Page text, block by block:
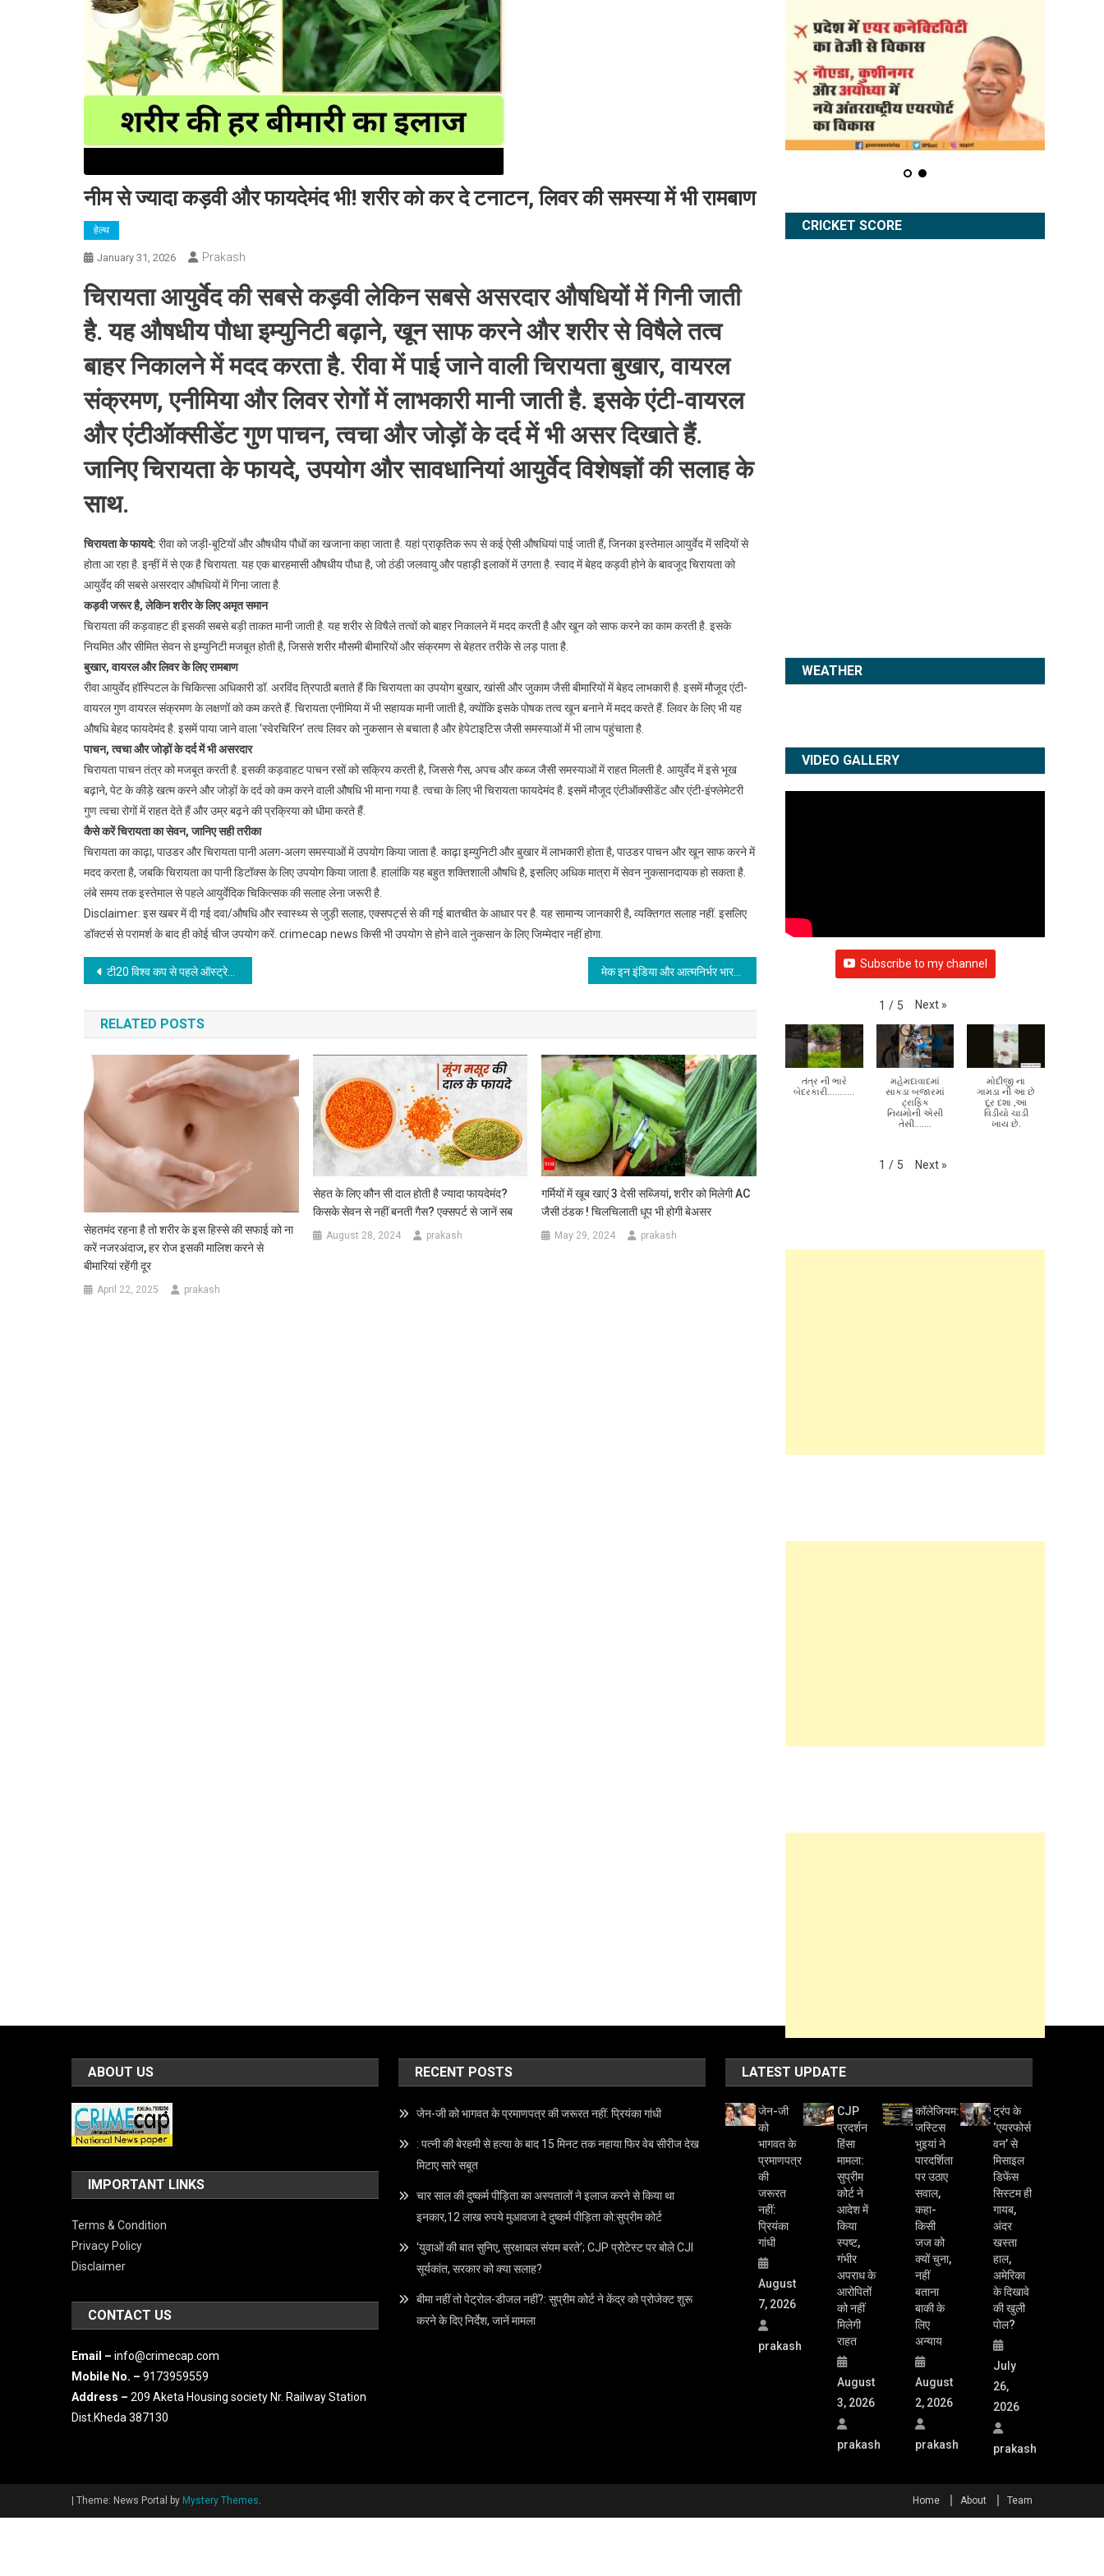
नीम से ज्यादा कड़वी और फायदेमंद भी! शरीर को कर दे टनाटन, लिवर की समस्या में भी रामबाण
हेल्थ
January 31, 2026 Prakash
चिरायता आयुर्वेद की सबसे कड़वी लेकिन सबसे असरदार औषधियों में गिनी जाती
है. यह औषधीय पौधा इम्युनिटी बढ़ाने, खून साफ करने और शरीर से विषैले तत्व
बाहर निकालने में मदद करता है. रीवा में पाई जाने वाली चिरायता बुखार, वायरल
संक्रमण, एनीमिया और लिवर रोगों में लाभकारी मानी जाती है. इसके एंटी-वायरल
और एंटीऑक्सीडेंट गुण पाचन, त्वचा और जोड़ों के दर्द में भी असर दिखाते हैं.
जानिए चिरायता के फायदे, उपयोग और सावधानियां आयुर्वेद विशेषज्ञों की सलाह के
साथ.
चिरायता के फायदे: रीवा को जड़ी-बूटियों और औषधीय पौधों का खजाना कहा जाता है. यहां प्राकृतिक रूप से कई ऐसी औषधियां पाई जाती हैं, जिनका इस्तेमाल आयुर्वेद में सदियों से
होता आ रहा है. इन्हीं में से एक है चिरायता. यह एक बारहमासी औषधीय पौधा है, जो ठंडी जलवायु और पहाड़ी इलाकों में उगता है. स्वाद में बेहद कड़वी होने के बावजूद चिरायता को
आयुर्वेद की सबसे असरदार औषधियों में गिना जाता है.
कड़वी जरूर है, लेकिन शरीर के लिए अमृत समान
चिरायता की कड़वाहट ही इसकी सबसे बड़ी ताकत मानी जाती है. यह शरीर से विषैले तत्वों को बाहर निकालने में मदद करती है और खून को साफ करने का काम करती है. इसके
नियमित और सीमित सेवन से इम्युनिटी मजबूत होती है, जिससे शरीर मौसमी बीमारियों और संक्रमण से बेहतर तरीके से लड़ पाता है.
बुखार, वायरल और लिवर के लिए रामबाण
रीवा आयुर्वेद हॉस्पिटल के चिकित्सा अधिकारी डॉ. अरविंद त्रिपाठी बताते हैं कि चिरायता का उपयोग बुखार, खांसी और जुकाम जैसी बीमारियों में बेहद लाभकारी है. इसमें मौजूद एंटी-
वायरल गुण वायरल संक्रमण के लक्षणों को कम करते हैं. चिरायता एनीमिया में भी सहायक मानी जाती है, क्योंकि इसके पोषक तत्व खून बनाने में मदद करते हैं. लिवर के लिए भी यह
औषधि बेहद फायदेमंद है. इसमें पाया जाने वाला ‘स्वेरचिरिन’ तत्व लिवर को नुकसान से बचाता है और हेपेटाइटिस जैसी समस्याओं में भी लाभ पहुंचाता है.
पाचन, त्वचा और जोड़ों के दर्द में भी असरदार
चिरायता पाचन तंत्र को मजबूत करती है. इसकी कड़वाहट पाचन रसों को सक्रिय करती है, जिससे गैस, अपच और कब्ज जैसी समस्याओं में राहत मिलती है. आयुर्वेद में इसे भूख
बढ़ाने, पेट के कीड़े खत्म करने और जोड़ों के दर्द को कम करने वाली औषधि भी माना गया है. त्वचा के लिए भी चिरायता फायदेमंद है. इसमें मौजूद एंटीऑक्सीडेंट और एंटी-इंफ्लेमेटरी
गुण त्वचा रोगों में राहत देते हैं और उम्र बढ़ने की प्रक्रिया को धीमा करते हैं.
कैसे करें चिरायता का सेवन, जानिए सही तरीका
चिरायता का काढ़ा, पाउडर और चिरायता पानी अलग-अलग समस्याओं में उपयोग किया जाता है. काढ़ा इम्युनिटी और बुखार में लाभकारी होता है, पाउडर पाचन और खून साफ करने में
मदद करता है, जबकि चिरायता का पानी डिटॉक्स के लिए उपयोग किया जाता है. हालांकि यह बहुत शक्तिशाली औषधि है, इसलिए अधिक मात्रा में सेवन नुकसानदायक हो सकता है.
लंबे समय तक इस्तेमाल से पहले आयुर्वेदिक चिकित्सक की सलाह लेना जरूरी है.
Disclaimer: इस खबर में दी गई दवा/औषधि और स्वास्थ्य से जुड़ी सलाह, एक्सपर्ट्स से की गई बातचीत के आधार पर है. यह सामान्य जानकारी है, व्यक्तिगत सलाह नहीं. इसलिए
डॉक्टर्स से परामर्श के बाद ही कोई चीज उपयोग करें. crimecap news किसी भी उपयोग से होने वाले नुकसान के लिए जिम्मेदार नहीं होगा.
Post
navigation
टी20 विश्व कप से पहले ऑस्ट्रेलिया को बड़ा झटका, पैट कमिंस टूर्नामेंट से हुए बाहर मेक इन इंडिया और आत्मनिर्भर भारत का रोडमैप पेश करता है बजट-2026: पीएम मोदी
RELATED POSTS
सेहतमंद रहना है तो शरीर के इस हिस्से की सफाई को ना
करें नजरअंदाज, हर रोज इसकी मालिश करने से
बीमारियां रहेंगी दूर
April 22, 2025 prakash
सेहत के लिए कौन सी दाल होती है ज्यादा फायदेमंद?
किसके सेवन से नहीं बनती गैस? एक्सपर्ट से जानें सब
August 28, 2024 prakash
गर्मियों में खूब खाएं 3 देसी सब्जियां, शरीर को मिलेगी AC
जैसी ठंडक ! चिलचिलाती धूप भी होगी बेअसर
May 29, 2024 prakash
CRICKET SCORE
WEATHER
VIDEO GALLERY
Subscribe to my channel
1 / 5 Next
તંત્ર ની ભારે
બેદરકારી...........
મહેમદાવાદમાં
સાકડા બજારમાં
ટ્રાફિક
નિયમોની એસી
તેસી.......
મોદીજી ના
ગામડા ની આ છે
દૂર દશા ,આ
વિડીયો ચાડી
ખાય છે.
1 / 5 Next
ABOUT US
IMPORTANT LINKS
Terms & Condition
Privacy Policy
Disclaimer
CONTACT US
Email –info@crimecap.com
Mobile No. –
9173959559
Address – 209 Aketa Housing society Nr. Railway Station
Dist.Kheda 387130
RECENT POSTS
जेन-जी को भागवत के प्रमाणपत्र की जरूरत नहीं: प्रियंका गांधी
: पत्नी की बेरहमी से हत्या के बाद 15 मिनट तक नहाया फिर वेब सीरीज देख
मिटाए सारे सबूत
चार साल की दुष्कर्म पीड़िता का अस्पतालों ने इलाज करने से किया था
इनकार,12 लाख रुपये मुआवजा दे दुष्कर्म पीड़िता को:सुप्रीम कोर्ट
‘युवाओं की बात सुनिए, सुरक्षाबल संयम बरते’; CJP प्रोटेस्ट पर बोले CJI
सूर्यकांत, सरकार को क्या सलाह?
बीमा नहीं तो पेट्रोल-डीजल नहीं?: सुप्रीम कोर्ट ने केंद्र को प्रोजेक्ट शुरू
करने के दिए निर्देश, जानें मामला
LATEST UPDATE
जेन-जी
को
भागवत के
की
नहीं:
प्रियंका
गांधी
August
7, 2026
prakash
CJP
प्रदर्शन
हिंसा
मामला:
सुप्रीम
कोर्ट ने
आदेश में
किया
गंभीर
अपराध के
आरोपितों
को नहीं
मिलेगी
August
3, 2026
prakash
कॉलेजियम:
जस्टिस
भुइयां ने
पारदर्शिता
पर उठाए
किसी
जज को
क्यों चुना,
नहीं
बताना
बाकी के
लिए
अन्याय
August
2, 2026
prakash
ट्रंप के
‘एयरफोर्स
वन’ से
मिसाइल
डिफेंस
सिस्टम ही
अंदर
खस्ता
अमेरिका
के दिखावे
की खुली
पोल?
July
26,
2026
prakash
Theme: News Portal by Mystery Themes About